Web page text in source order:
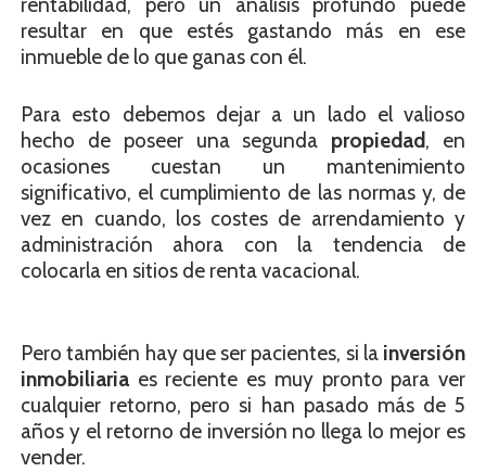
rentabilidad, pero un análisis profundo puede
resultar en que estés gastando más en ese
inmueble de lo que ganas con él.
Para esto debemos dejar a un lado el valioso
hecho de poseer una segunda propiedad, en
ocasiones cuestan un mantenimiento
significativo, el cumplimiento de las normas y, de
vez en cuando, los costes de arrendamiento y
administración ahora con la tendencia de
colocarla en sitios de renta vacacional.
Pero también hay que ser pacientes, si la inversión
inmobiliaria es reciente es muy pronto para ver
cualquier retorno, pero si han pasado más de 5
años y el retorno de inversión no llega lo mejor es
vender.